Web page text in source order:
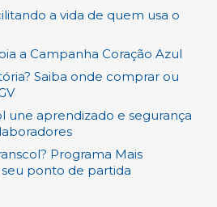
a vida de quem usa o
a Campanha Coração Azul
Saiba onde comprar ou
une aprendizado e segurança
Programa Mais
ponto de partida